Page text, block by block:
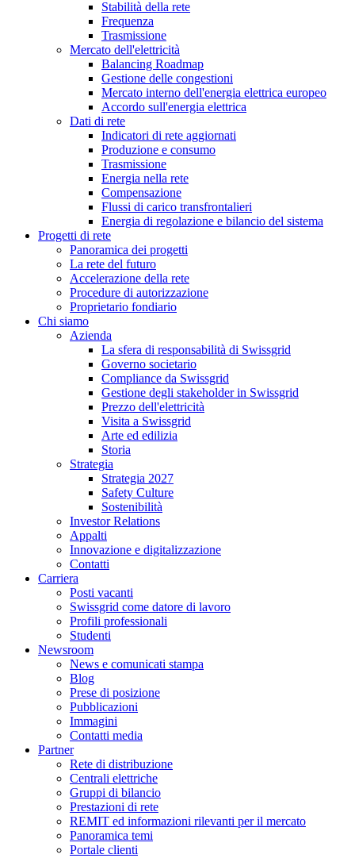
Stabilità della rete
Frequenza
Trasmissione
Mercato dell'elettricità
Balancing Roadmap
Gestione delle congestioni
Mercato interno dell'energia elettrica europeo
Accordo sull'energia elettrica
Dati di rete
Indicatori di rete aggiornati
Produzione e consumo
Trasmissione
Energia nella rete
Compensazione
Flussi di carico transfrontalieri
Energia di regolazione e bilancio del sistema
Progetti di rete
Panoramica dei progetti
La rete del futuro
Accelerazione della rete
Procedure di autorizzazione
Proprietario fondiario
Chi siamo
Azienda
La sfera di responsabilità di Swissgrid
Governo societario
Compliance da Swissgrid
Gestione degli stakeholder in Swissgrid
Prezzo dell'elettricità
Visita a Swissgrid
Arte ed edilizia
Storia
Strategia
Strategia 2027
Safety Culture
Sostenibilità
Investor Relations
Appalti
Innovazione e digitalizzazione
Contatti
Carriera
Posti vacanti
Swissgrid come datore di lavoro
Profili professionali
Studenti
Newsroom
News e comunicati stampa
Blog
Prese di posizione
Pubblicazioni
Immagini
Contatti media
Partner
Rete di distribuzione
Centrali elettriche
Gruppi di bilancio
Prestazioni di rete
REMIT ed informazioni rilevanti per il mercato
Panoramica temi
Portale clienti